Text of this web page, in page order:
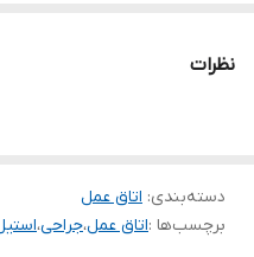
نظرات
دسته‌بندی: اتاق عمل
برچسب‌ها :اتاق عمل،جراحی،